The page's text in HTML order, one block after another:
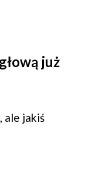
już
ale jakiś